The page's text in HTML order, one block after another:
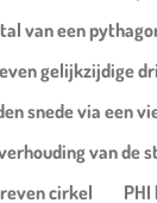
van een
gelijkzijdige
snede via een
van de
cirkel